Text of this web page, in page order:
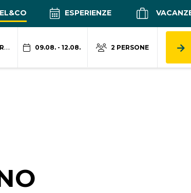
ESPERIENZE
09.08. - 12.08. 2 PERSONE